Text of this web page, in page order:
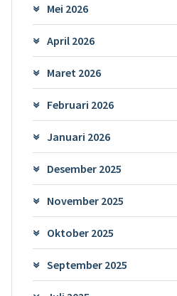
Mei 2026
April 2026
Maret 2026
Februari 2026
Januari 2026
Desember 2025
November 2025
Oktober 2025
September 2025